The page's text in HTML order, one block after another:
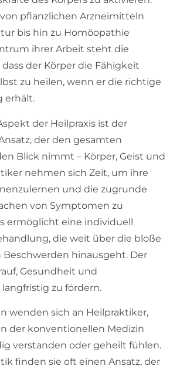
pflanzlichen Arzneimitteln
bis hin zu Homöopathie
ihrer Arbeit steht die
der Körper die Fähigkeit
zu heilen, wenn er die richtige
erhält.
der Heilpraxis ist der
der den gesamten
Blick nimmt – Körper, Geist und
nehmen sich Zeit, um ihre
und die zugrunde
von Symptomen zu
ermöglicht eine individuell
die weit über die bloße
Beschwerden hinausgeht. Der
Gesundheit und
zu fördern.
wenden sich an Heilpraktiker,
der konventionellen Medizin
verstanden oder geheilt fühlen.
finden sie oft einen Ansatz, der